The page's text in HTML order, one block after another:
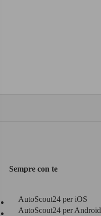
Sempre con te
AutoScout24 per iOS
AutoScout24 per Android